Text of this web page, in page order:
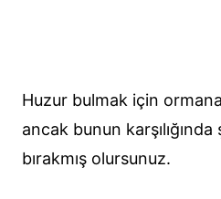
Huzur bulmak için
ancak bunun karşılığında
bırakmış olursunuz.